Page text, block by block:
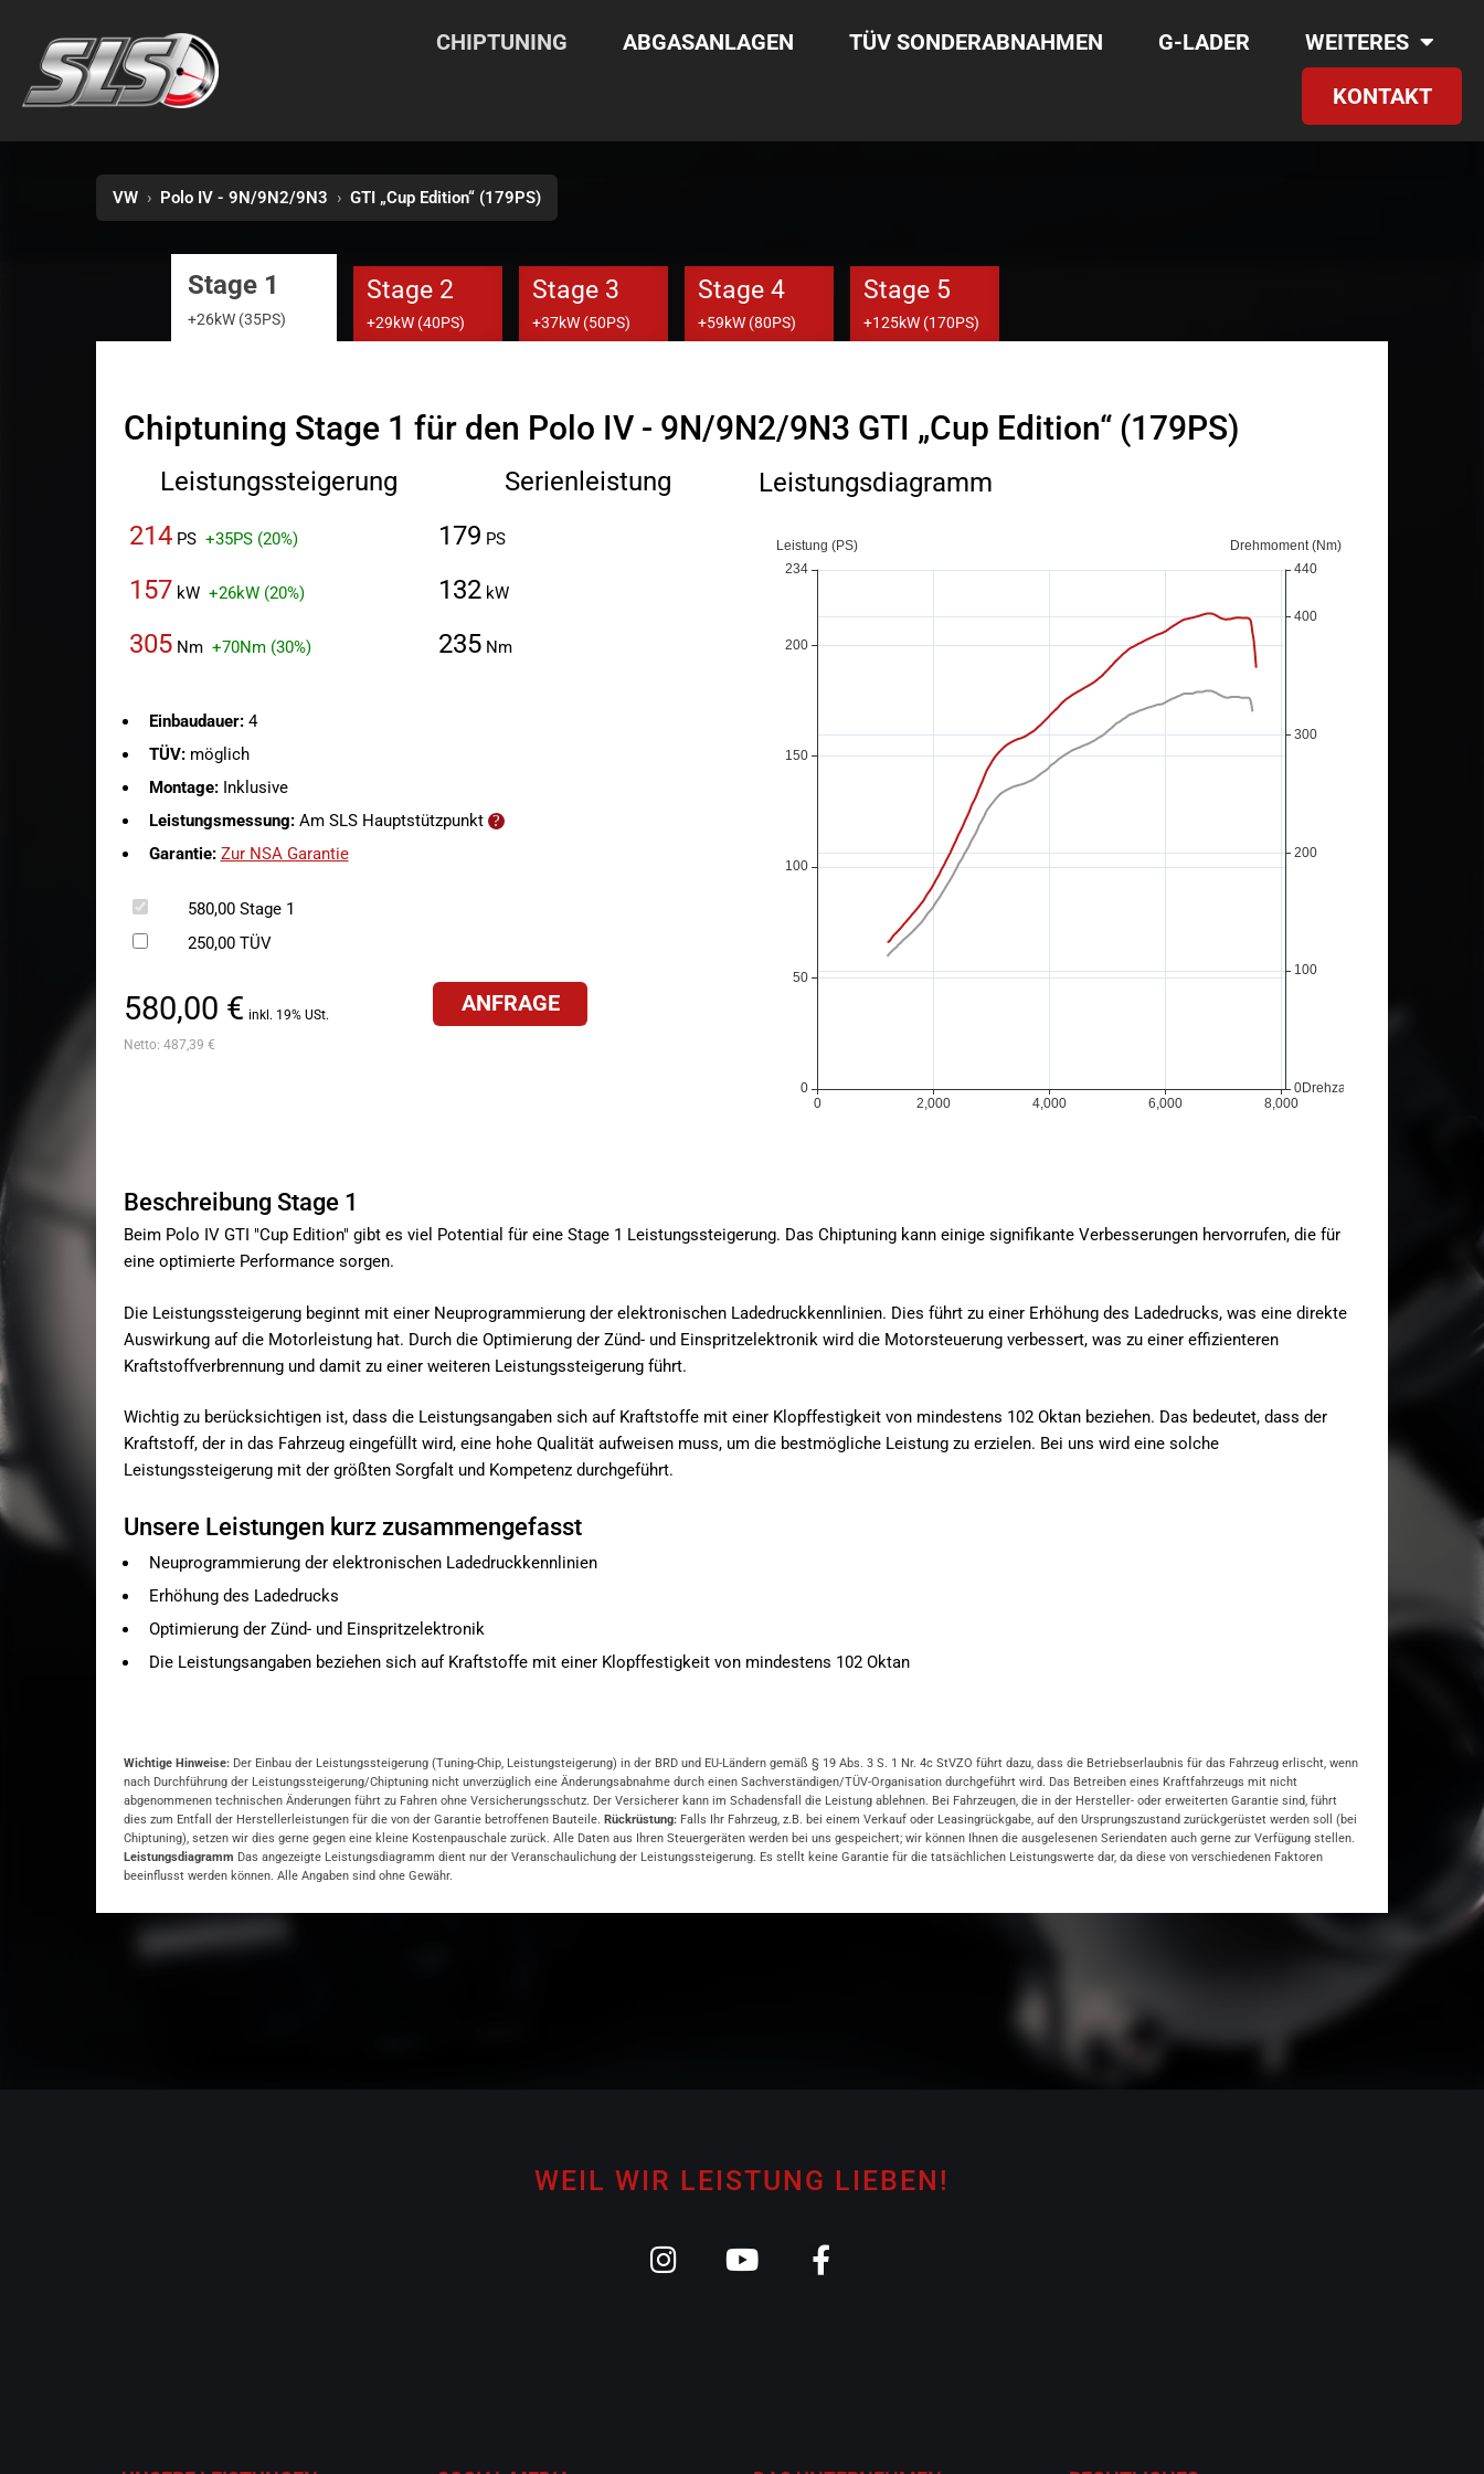
CHIPTUNING ABGASANLAGEN TÜV SONDERABNAHMEN G-LADER WEITERES
KONTAKT
VW › Polo IV - 9N/9N2/9N3 › GTI „Cup Edition“ (179PS)
Stage 1
+26kW (35PS)
Stage 2
+29kW (40PS)
Stage 3
+37kW (50PS)
Stage 4
+59kW (80PS)
Stage 5
+125kW (170PS)
Chiptuning Stage 1 für den Polo IV - 9N/9N2/9N3 GTI „Cup Edition“ (179PS)
Leistungssteigerung
Serienleistung
214 PS +35PS (20%) 179 PS
157 kW +26kW (20%) 132 kW
305 Nm +70Nm (30%) 235 Nm
Einbaudauer:4
TÜV:möglich
Montage:Inklusive
Leistungsmessung:Am SLS Hauptstützpunkt
Garantie: Zur NSA Garantie
580,00Stage 1
250,00TÜV
580,00 € inkl. 19% USt.
Netto: 487,39 €
ANFRAGE
Leistungsdiagramm
Beschreibung Stage 1
Beim Polo IV GTI "Cup Edition" gibt es viel Potential für eine Stage 1 Leistungssteigerung. Das Chiptuning kann einige signifikante Verbesserungen hervorrufen, die für
eine optimierte Performance sorgen.
Die Leistungssteigerung beginnt mit einer Neuprogrammierung der elektronischen Ladedruckkennlinien. Dies führt zu einer Erhöhung des Ladedrucks, was eine direkte
Auswirkung auf die Motorleistung hat. Durch die Optimierung der Zünd- und Einspritzelektronik wird die Motorsteuerung verbessert, was zu einer effizienteren
Kraftstoffverbrennung und damit zu einer weiteren Leistungssteigerung führt.
Wichtig zu berücksichtigen ist, dass die Leistungsangaben sich auf Kraftstoffe mit einer Klopffestigkeit von mindestens 102 Oktan beziehen. Das bedeutet, dass der
Kraftstoff, der in das Fahrzeug eingefüllt wird, eine hohe Qualität aufweisen muss, um die bestmögliche Leistung zu erzielen. Bei uns wird eine solche
Leistungssteigerung mit der größten Sorgfalt und Kompetenz durchgeführt.
Unsere Leistungen kurz zusammengefasst
Neuprogrammierung der elektronischen Ladedruckkennlinien
Erhöhung des Ladedrucks
Optimierung der Zünd- und Einspritzelektronik
Die Leistungsangaben beziehen sich auf Kraftstoffe mit einer Klopffestigkeit von mindestens 102 Oktan
Wichtige Hinweise: Der Einbau der Leistungssteigerung (Tuning-Chip, Leistungsteigerung) in der BRD und EU-Ländern gemäß § 19 Abs. 3 S. 1 Nr. 4c StVZO führt dazu, dass die Betriebserlaubnis für das Fahrzeug erlischt, wenn
nach Durchführung der Leistungssteigerung/Chiptuning nicht unverzüglich eine Änderungsabnahme durch einen Sachverständigen/TÜV-Organisation durchgeführt wird. Das Betreiben eines Kraftfahrzeugs mit nicht
abgenommenen technischen Änderungen führt zu Fahren ohne Versicherungsschutz. Der Versicherer kann im Schadensfall die Leistung ablehnen. Bei Fahrzeugen, die in der Hersteller- oder erweiterten Garantie sind, führt
dies zum Entfall der Herstellerleistungen für die von der Garantie betroffenen Bauteile. Rückrüstung: Falls Ihr Fahrzeug, z.B. bei einem Verkauf oder Leasingrückgabe, auf den Ursprungszustand zurückgerüstet werden soll (bei
Chiptuning), setzen wir dies gerne gegen eine kleine Kostenpauschale zurück. Alle Daten aus Ihren Steuergeräten werden bei uns gespeichert; wir können Ihnen die ausgelesenen Seriendaten auch gerne zur Verfügung stellen.
Leistungsdiagramm Das angezeigte Leistungsdiagramm dient nur der Veranschaulichung der Leistungssteigerung. Es stellt keine Garantie für die tatsächlichen Leistungswerte dar, da diese von verschiedenen Faktoren
beeinflusst werden können. Alle Angaben sind ohne Gewähr.
WEIL WIR LEISTUNG LIEBEN!